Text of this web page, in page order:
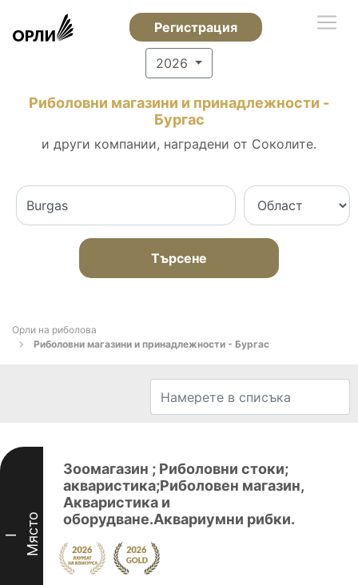
Регистрация
2026
Риболовни магазини и принадлежности -
Бургас
и други компании, наградени от Соколите.
Търсене
Орли на риболова
Риболовни магазини и принадлежности - Бургас
I Място
Зоомагазин ; Риболовни стоки;
акваристика;Риболовен магазин,
Акваристика и
оборудване.Аквариумни рибки.